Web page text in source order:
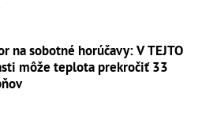
na sobotné horúčavy: V TEJTO
môže teplota prekročiť 33